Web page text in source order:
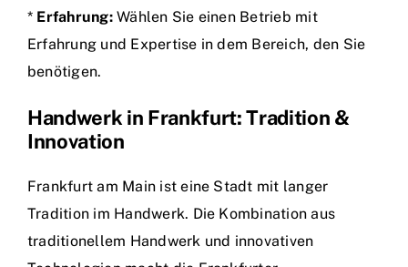
* Erfahrung:Wählen Sie einen Betrieb mit
Erfahrung und Expertise in dem Bereich, den Sie
benötigen.
Handwerk in Frankfurt: Tradition &
Innovation
Frankfurt am Main ist eine Stadt mit langer
Tradition im Handwerk. Die Kombination aus
traditionellem Handwerk und innovativen